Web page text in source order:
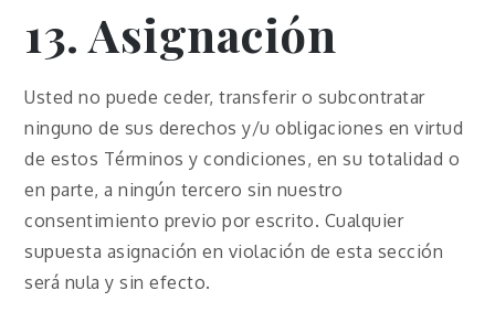
13. Asignación
Usted no puede ceder, transferir o subcontratar
ninguno de sus derechos y/u obligaciones en virtud
de estos Términos y condiciones, en su totalidad o
en parte, a ningún tercero sin nuestro
consentimiento previo por escrito. Cualquier
supuesta asignación en violación de esta sección
será nula y sin efecto.